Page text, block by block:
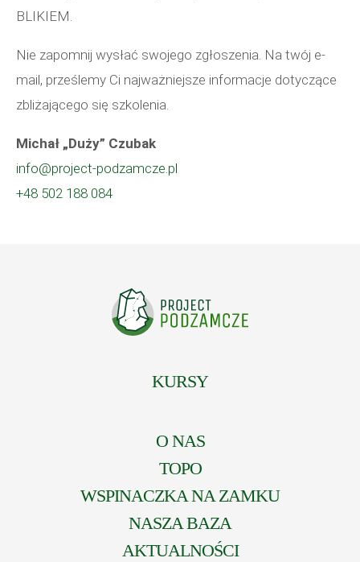
BLIKIEM.
Nie zapomnij wysłać swojego zgłoszenia. Na twój e-
mail, prześlemy Ci najważniejsze informacje dotyczące
zbliżającego się szkolenia.
Michał „Duży” Czubak
info@project-podzamcze.pl
+48 502 188 084
KURSY
O NAS
TOPO
WSPINACZKA NA ZAMKU
NASZA BAZA
AKTUALNOŚCI